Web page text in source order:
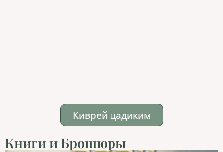
Киврей цадиким
Книги и Брошюры